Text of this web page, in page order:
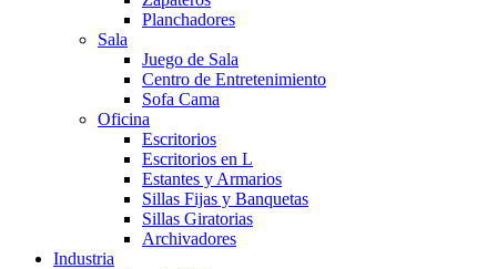
Planchadores
Sala
Juego de Sala
Centro de Entretenimiento
Sofa Cama
Oficina
Escritorios
Escritorios en L
Estantes y Armarios
Sillas Fijas y Banquetas
Sillas Giratorias
Archivadores
Industria